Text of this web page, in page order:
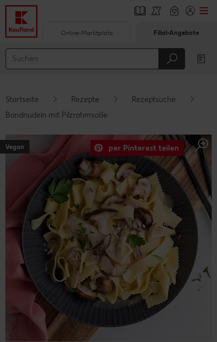
Hauptinhalt
Schwebender Seitenbereich
Online-Marktplatz Filial-Angebote
Startseite Rezepte
Rezeptsuche
Bandnudeln mit Pilzrahmsoße
Vegan per Pinterest teilen